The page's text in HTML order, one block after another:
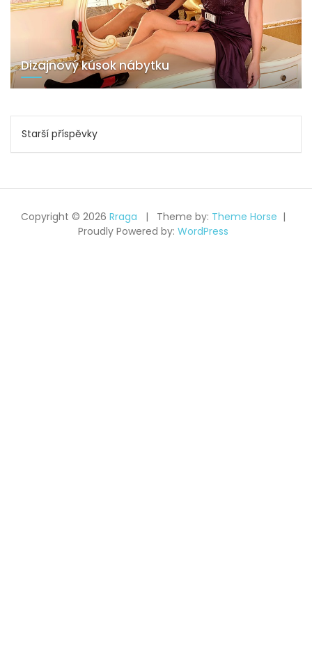
Dizajnový kúsok nábytku
Navigace
pro
Starší příspěvky
Copyright © 2026 Rraga Theme by: Theme Horse
Proudly Powered by: WordPress